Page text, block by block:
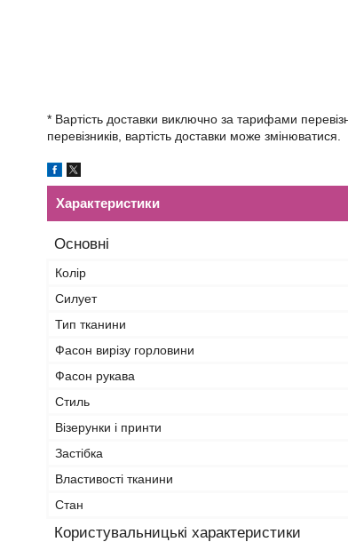
* Вартість доставки виключно за тарифами
перевізників, вартість доставки може змінюватися.
Характеристики
Основні
Колір
Силует
Тип тканини
Фасон вирізу горловини
Фасон рукава
Стиль
Візерунки і принти
Застібка
Властивості тканини
Стан
Користувальницькі характеристики